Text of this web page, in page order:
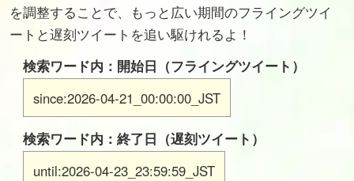
を調整することで、もっと広い期間のフライングツイ
ートと遅刻ツイートを追い駆けれるよ！
検索ワード内：開始日（フライングツイート）
since:2026-04-21_00:00:00_JST
検索ワード内：終了日（遅刻ツイート）
until:2026-04-23_23:59:59_JST